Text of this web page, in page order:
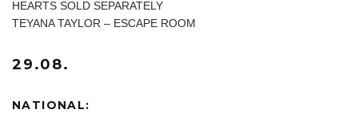
HEARTS SOLD SEPARATELY
TEYANA TAYLOR – ESCAPE ROOM
29.08.
NATIONAL: